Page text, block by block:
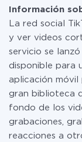
manera
uno de pago,
tarifas.
Información
La red social
y ver videos
servicio se
disponible para
aplicación móvil
gran biblioteca
fondo de los
grabaciones,
reacciones a